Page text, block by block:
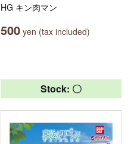
HG キン肉マン
500 yen (tax included)
Stock: 〇